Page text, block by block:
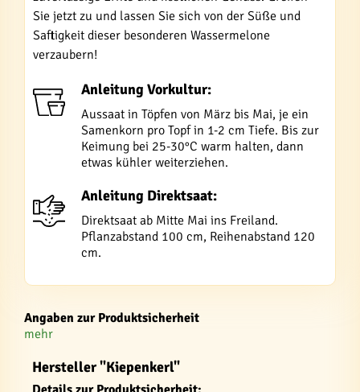
Sie jetzt zu und lassen Sie sich von der Süße und
Saftigkeit dieser besonderen Wassermelone
verzaubern!
Anleitung Vorkultur:
Aussaat in Töpfen von März bis Mai, je ein
Samenkorn pro Topf in 1-2 cm Tiefe. Bis zur
Keimung bei 25-30°C warm halten, dann
etwas kühler weiterziehen.
Anleitung Direktsaat:
Direktsaat ab Mitte Mai ins Freiland.
Pflanzabstand 100 cm, Reihenabstand 120
cm.
Angaben zur Produktsicherheit
mehr
Hersteller "Kiepenkerl"